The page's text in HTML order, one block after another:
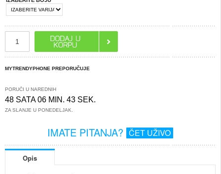
MYTRENDYPHONE PREPORUČUJE
PORUČI U NAREDNIH
48 SATA 06 MIN. 43 SEK.
ZA SLANJE U PONEDELJAK.
IMATE PITANJA? ČET UŽIVO
Opis